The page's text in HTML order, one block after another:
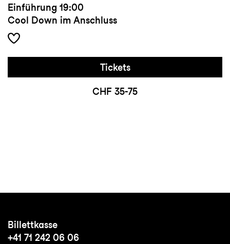
Einführung 19:00
Cool Down im Anschluss
Tickets
CHF 35-75
Billettkasse
+41 71 242 06 06